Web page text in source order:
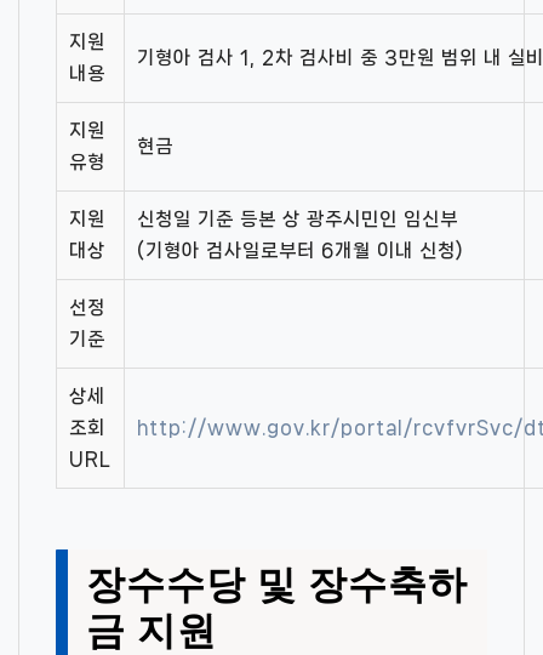
지원
내용
기형아 검사 1, 2차 검사비 중 3만원 범위 내 실
지원
유형
현금
지원
대상
신청일 기준 등본 상 광주시민인 임신부
(기형아 검사일로부터 6개월 이내 신청)
선정
기준
상세
조회
URL
http://www.gov.kr/portal/rcvfvrSvc/
장수수당 및 장수축하
금 지원